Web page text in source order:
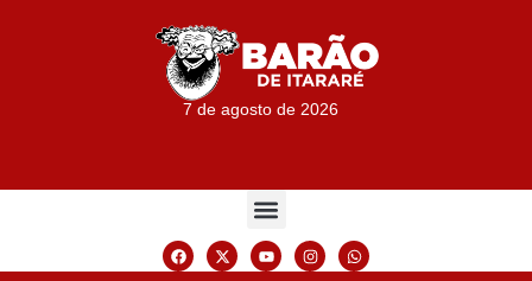
7 de agosto de 2026